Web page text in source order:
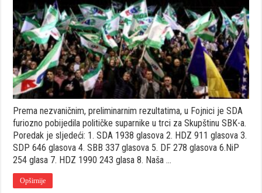
Skupštinu
SBK-
a
Prema nezvaničnim, preliminarnim rezultatima, u Fojnici je SDA
furiozno pobijedila političke suparnike u trci za Skupštinu SBK-a.
Poredak je sljedeći: 1. SDA 1938 glasova 2. HDZ 911 glasova 3.
SDP 646 glasova 4. SBB 337 glasova 5. DF 278 glasova 6.NiP
254 glasa 7. HDZ 1990 243 glasa 8. Naša …
Opširnije